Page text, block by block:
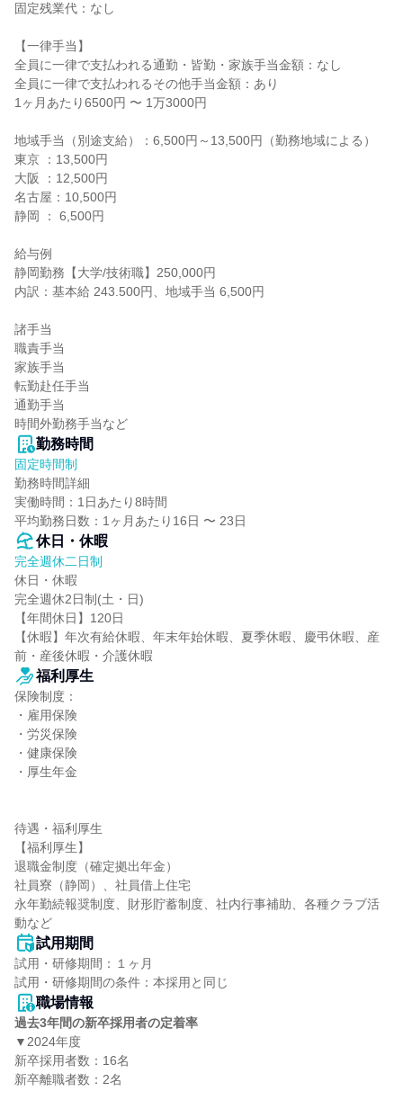
固定残業代：なし
【一律手当】
全員に一律で支払われる通勤・皆勤・家族手当金額：なし
全員に一律で支払われるその他手当金額：あり
1ヶ月あたり6500円 〜 1万3000円
地域手当（別途支給）：6,500円～13,500円（勤務地域による）
東京 ：13,500円
大阪 ：12,500円
名古屋：10,500円
静岡 ： 6,500円
給与例
静岡勤務【大学/技術職】250,000円
内訳：基本給 243.500円、地域手当 6,500円
諸手当
職責手当
家族手当
転勤赴任手当
通勤手当
時間外勤務手当など
勤務時間
固定時間制
勤務時間詳細
実働時間：1日あたり8時間
平均勤務日数：1ヶ月あたり16日 〜 23日
休日・休暇
完全週休二日制
休日・休暇
完全週休2日制(土・日)
【年間休日】120日
【休暇】年次有給休暇、年末年始休暇、夏季休暇、慶弔休暇、産
前・産後休暇・介護休暇
福利厚生
保険制度：
・雇用保険
・労災保険
・健康保険
・厚生年金
待遇・福利厚生
【福利厚生】
退職金制度（確定拠出年金）
社員寮（静岡）、社員借上住宅
永年勤続報奨制度、財形貯蓄制度、社内行事補助、各種クラブ活
動など
試用期間
試用・研修期間：１ヶ月
職場情報
過去3年間の新卒採用者の定着率
▼2024年度
新卒採用者数：16名
新卒離職者数：2名